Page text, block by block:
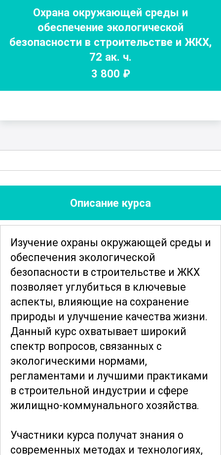
Охрана окружающей среды и
обеспечение экологической
безопасности в строительстве и ЖКХ,
72 ак. ч.
3 800 ₽
Описание курса
Изучение охраны окружающей среды и
обеспечения экологической
безопасности в строительстве и ЖКХ
позволяет углубиться в ключевые
аспекты, влияющие на сохранение
природы и улучшение качества жизни.
Данный курс охватывает широкий
спектр вопросов, связанных с
экологическими нормами,
регламентами и лучшими практиками
в строительной индустрии и сфере
жилищно-коммунального хозяйства.
Участники курса получат знания о
современных методах и технологиях,